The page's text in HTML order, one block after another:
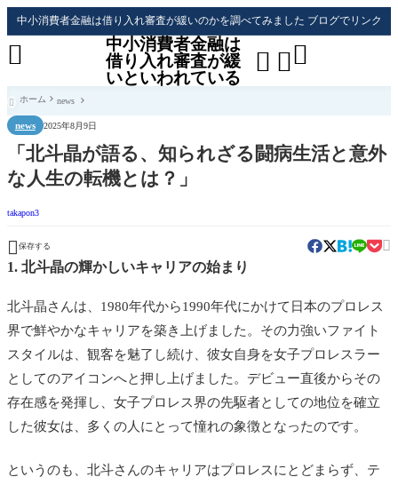
中小消費者金融は借り入れ審査が緩いのかを調べてみました ブログでリンク
中小消費者金融は
借り入れ審査が緩
いといわれている
 

 ホーム news
news 2025年8月9日
「北斗晶が語る、知られざる闘病生活と意外
な人生の転機とは？」
takapon3
 保存する 
1. 北斗晶の輝かしいキャリアの始まり
北斗晶さんは、1980年代から1990年代にかけて日本のプロレス
界で鮮やかなキャリアを築き上げました。その力強いファイト
スタイルは、観客を魅了し続け、彼女自身を女子プロレスラー
としてのアイコンへと押し上げました。デビュー直後からその
存在感を発揮し、女子プロレス界の先駆者としての地位を確立
した彼女は、多くの人にとって憧れの象徴となったのです。
というのも、北斗さんのキャリアはプロレスにとどまらず、テ